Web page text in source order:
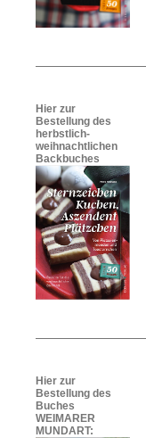
Hier zur
Bestellung des
herbstlich-
weihnachtlichen
Backbuches
Hier zur
Bestellung des
Buches
WEIMARER
MUNDART: